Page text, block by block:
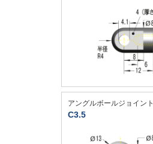
アングルボールジョイント
C3.5